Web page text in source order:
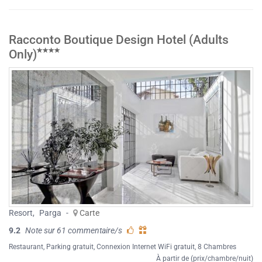
Racconto Boutique Design Hotel (Adults
Only)
Resort, Parga -
Carte
9.2 Note sur 61 commentaire/s
Restaurant, Parking gratuit, Connexion Internet WiFi gratuit, 8 Chambres
À partir de (prix/chambre/nuit)